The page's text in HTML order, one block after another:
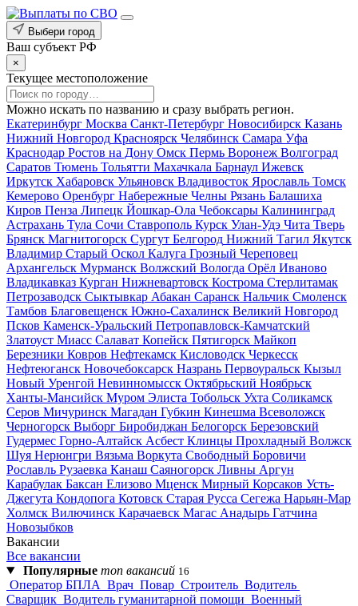
Выбери город
Ваш субъект РФ
×
Текущее местоположение
Можно искать по названию и сразу выбрать регион.
Екатеринбург Москва Санкт-Петербург Новосибирск Казань
Нижний Новгород Красноярск Челябинск Самара Уфа
Краснодар Ростов на Дону Омск Пермь Воронеж Волгоград
Саратов Тюмень Тольятти Махачкала Барнаул Ижевск
Иркутск Хабаровск Ульяновск Владивосток Ярославль Томск
Кемерово Оренбург Набережные Челны Рязань Балашиха
Киров Пенза Липецк Йошкар-Ола Чебоксары Калининград
Астрахань Тула Сочи Ставрополь Курск Улан-Удэ Чита Тверь
Брянск Магнитогорск Сургут Белгород Нижний Тагил Якутск
Владимир Старый Оскол Калуга Грозный Череповец
Архангельск Мурманск Волжский Вологда Орёл Иваново
Владикавказ Курган Нижневартовск Кострома Стерлитамак
Петрозаводск Сыктывкар Абакан Саранск Нальчик Смоленск
Тамбов Благовещенск Южно-Сахалинск Великий Новгород
Псков Каменск-Уральский Петропавловск-Камчатский
Златоуст Миасс Салават Копейск Пятигорск Майкоп
Березники Ковров Нефтекамск Кисловодск Черкесск
Нефтеюганск Новочебоксарск Назрань Первоуральск Кызыл
Новый Уренгой Невинномысск Октябрьский Ноябрьск
Ханты-Мансийск Муром Элиста Тобольск Ухта Соликамск
Серов Мичуринск Магадан Губкин Кинешма Всеволожск
Черногорск Выборг Биробиджан Белогорск Березовский
Гудермес Горно-Алтайск Асбест Клинцы Прохладный Волжск
Шуя Нерюнгри Вязьма Воркута Свободный Боровичи
Рославль Рузаевка Канаш Саяногорск Ливны Аргун
Карабулак Баксан Елизово Мценск Мирный Корсаков Усть-
Джегута Кондопога Котовск Старая Русса Сегежа Нарьян-Мар
Холмск Вилючинск Карачаевск Магас Анадырь Гатчина
Новозыбков
Вакансии
Все вакансии
Популярные топ вакансий 16
Оператор БПЛА Врач Повар Строитель Водитель
Сварщик Водитель гуманитарной помощи Военный